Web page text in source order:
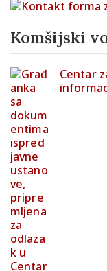
Komšijski
Centar